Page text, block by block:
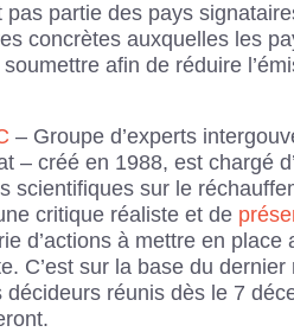
pas partie des pays
concrètes auxquelles les
afin de réduire
– Groupe d’experts
– créé en 1988, est chargé
scientifiques sur le
critique réaliste et de
d’actions à mettre en place
C’est sur la base du dernier
décideurs réunis dès le 7